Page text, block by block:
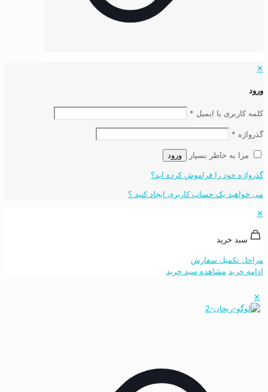
✕
ورود
کلمه کاربری یا ایمیل *
گذرواژه *
مرا به خاطر بسپار ورود
گذرواژه خود را فراموش کرده اید؟
می خواهید یک حساب کاربری ایجاد کنید ؟
✕
سبد خرید
مراحل تکمیل سفارش
ادامه خرید مشاهده سبد خرید
✕